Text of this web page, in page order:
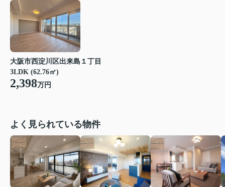
大阪市西淀川区出来島１丁目
3LDK (62.76㎡)
2,398万円
よく見られている物件